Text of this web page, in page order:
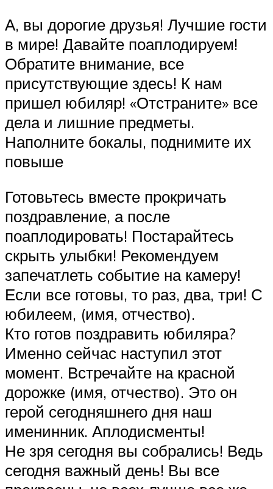
А, вы дорогие друзья! Лучшие гости
в мире! Давайте поаплодируем!
Обратите внимание, все
присутствующие здесь! К нам
пришел юбиляр! «Отстраните» все
дела и лишние предметы.
Наполните бокалы, поднимите их
повыше
Готовьтесь вместе прокричать
поздравление, а после
поаплодировать! Постарайтесь
скрыть улыбки! Рекомендуем
запечатлеть событие на камеру!
Если все готовы, то раз, два, три! С
юбилеем, (имя, отчество).
Кто готов поздравить юбиляра?
Именно сейчас наступил этот
момент. Встречайте на красной
дорожке (имя, отчество). Это он
герой сегодняшнего дня наш
именинник. Аплодисменты!
Не зря сегодня вы собрались! Ведь
сегодня важный день! Вы все